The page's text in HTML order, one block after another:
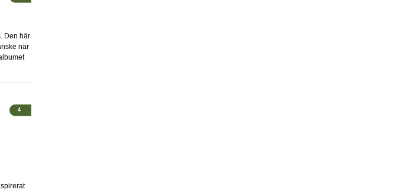
Den här
när
4